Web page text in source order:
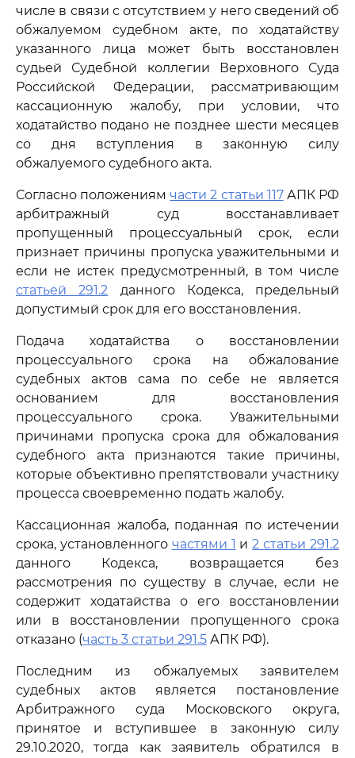
числе в связи с отсутствием у него сведений об
обжалуемом судебном акте, по ходатайству
указанного лица может быть восстановлен
судьей Судебной коллегии Верховного Суда
Российской Федерации, рассматривающим
кассационную жалобу, при условии, что
ходатайство подано не позднее шести месяцев
со дня вступления в законную силу
обжалуемого судебного акта.
Согласно положениямчасти 2 статьи 117АПК РФ
арбитражный суд восстанавливает
пропущенный процессуальный срок, если
признает причины пропуска уважительными и
если не истек предусмотренный, в том числе
статьей 291.2 данного Кодекса, предельный
допустимый срок для его восстановления.
Подача ходатайства о восстановлении
процессуального срока на обжалование
судебных актов сама по себе не является
основанием для восстановления
процессуального срока. Уважительными
причинами пропуска срока для обжалования
судебного акта признаются такие причины,
которые объективно препятствовали участнику
процесса своевременно подать жалобу.
Кассационная жалоба, поданная по истечении
срока, установленного частями 1 и2 статьи 291.2
данного Кодекса, возвращается без
рассмотрения по существу в случае, если не
содержит ходатайства о его восстановлении
или в восстановлении пропущенного срока
отказано (часть 3 статьи 291.5 АПК РФ).
Последним из обжалуемых заявителем
судебных актов является постановление
Арбитражного суда Московского округа,
принятое и вступившее в законную силу
29.10.2020, тогда как заявитель обратился в